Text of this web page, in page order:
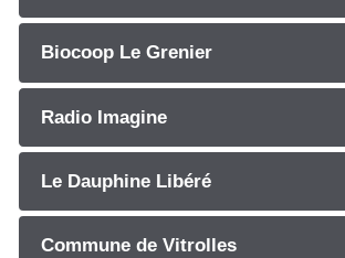
Biocoop Le Grenier
Radio Imagine
Le Dauphine Libéré
Commune de Vitrolles